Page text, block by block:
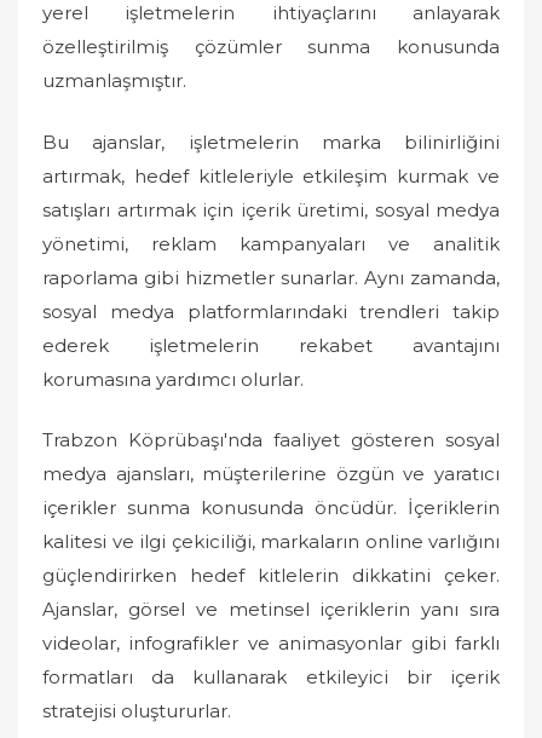
yerel işletmelerin ihtiyaçlarını anlayarak
özelleştirilmiş çözümler sunma konusunda
uzmanlaşmıştır.
Bu ajanslar, işletmelerin marka bilinirliğini
artırmak, hedef kitleleriyle etkileşim kurmak ve
satışları artırmak için içerik üretimi, sosyal medya
yönetimi, reklam kampanyaları ve analitik
raporlama gibi hizmetler sunarlar. Aynı zamanda,
sosyal medya platformlarındaki trendleri takip
ederek işletmelerin rekabet avantajını
korumasına yardımcı olurlar.
Trabzon Köprübaşı'nda faaliyet gösteren sosyal
medya ajansları, müşterilerine özgün ve yaratıcı
içerikler sunma konusunda öncüdür. İçeriklerin
kalitesi ve ilgi çekiciliği, markaların online varlığını
güçlendirirken hedef kitlelerin dikkatini çeker.
Ajanslar, görsel ve metinsel içeriklerin yanı sıra
videolar, infografikler ve animasyonlar gibi farklı
formatları da kullanarak etkileyici bir içerik
stratejisi oluştururlar.